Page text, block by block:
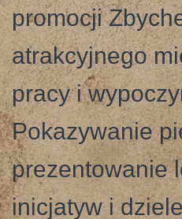
promocji
atrakcyjnego
pracy i
Pokazywanie
prezentowanie
inicjatyw i